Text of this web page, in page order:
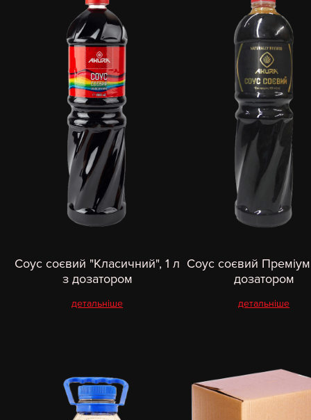
Соус соєвий "Класичний", 1 л
з дозатором
детальніше
Соус соєвий
дозатором
детальніше